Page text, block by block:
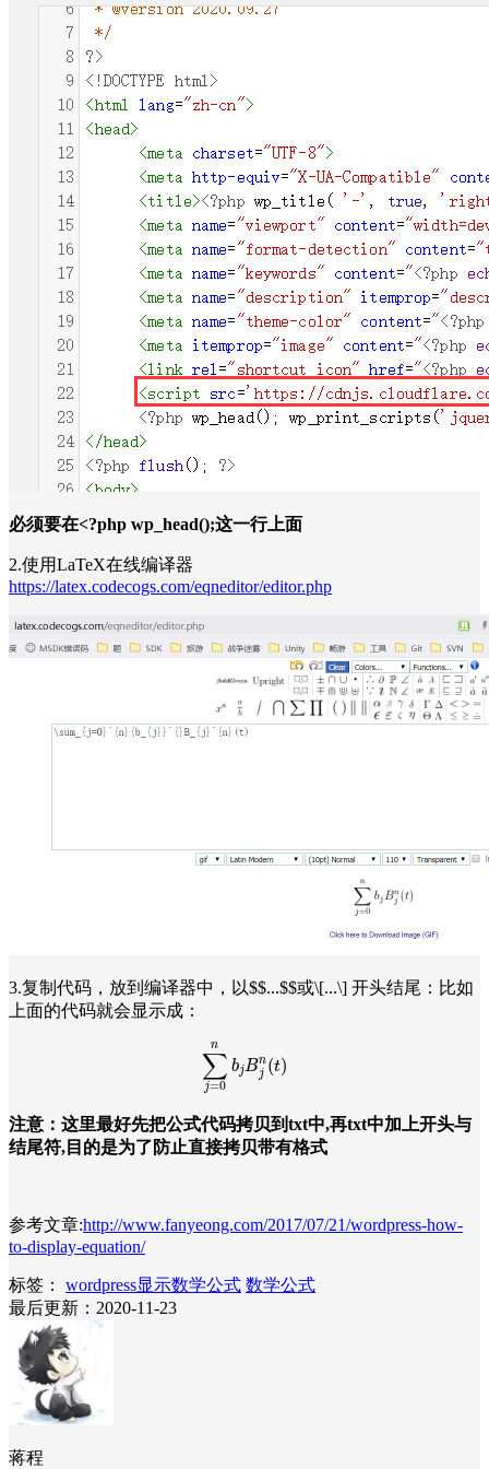
必须要在<?php wp_head();这一行上面
2.使用LaTeX在线编译器
https://latex.codecogs.com/eqneditor/editor.php
3.复制代码，放到编译器中，以$$...$$或\[...\] 开头结尾：比如
上面的代码就会显示成：
n
∑
j=0
bjBn
j (t)
∑j
注意：这里最好先把公式代码拷贝到txt中,再txt中加上开头与
结尾符,目的是为了防止直接拷贝带有格式
参考文章:http://www.fanyeong.com/2017/07/21/wordpress-how-
to-display-equation/
标签： wordpress显示数学公式 数学公式
最后更新：2020-11-23
蒋程